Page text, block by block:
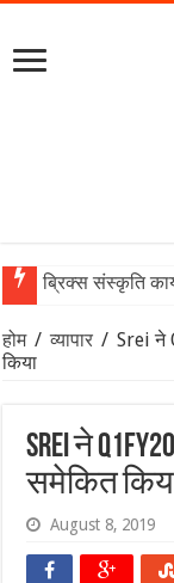
ब्रिक्स संस्कृति
होम / व्यापार / Srei ने
किया
Srei ने
समेकित
August 8, 2019